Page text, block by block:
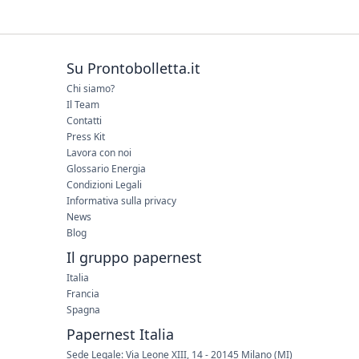
Su Prontobolletta.it
Chi siamo?
Il Team
Contatti
Press Kit
Lavora con noi
Glossario Energia
Condizioni Legali
Informativa sulla privacy
News
Blog
Il gruppo papernest
Italia
Francia
Spagna
Papernest Italia
Sede Legale: Via Leone XIII, 14 - 20145 Milano (MI)